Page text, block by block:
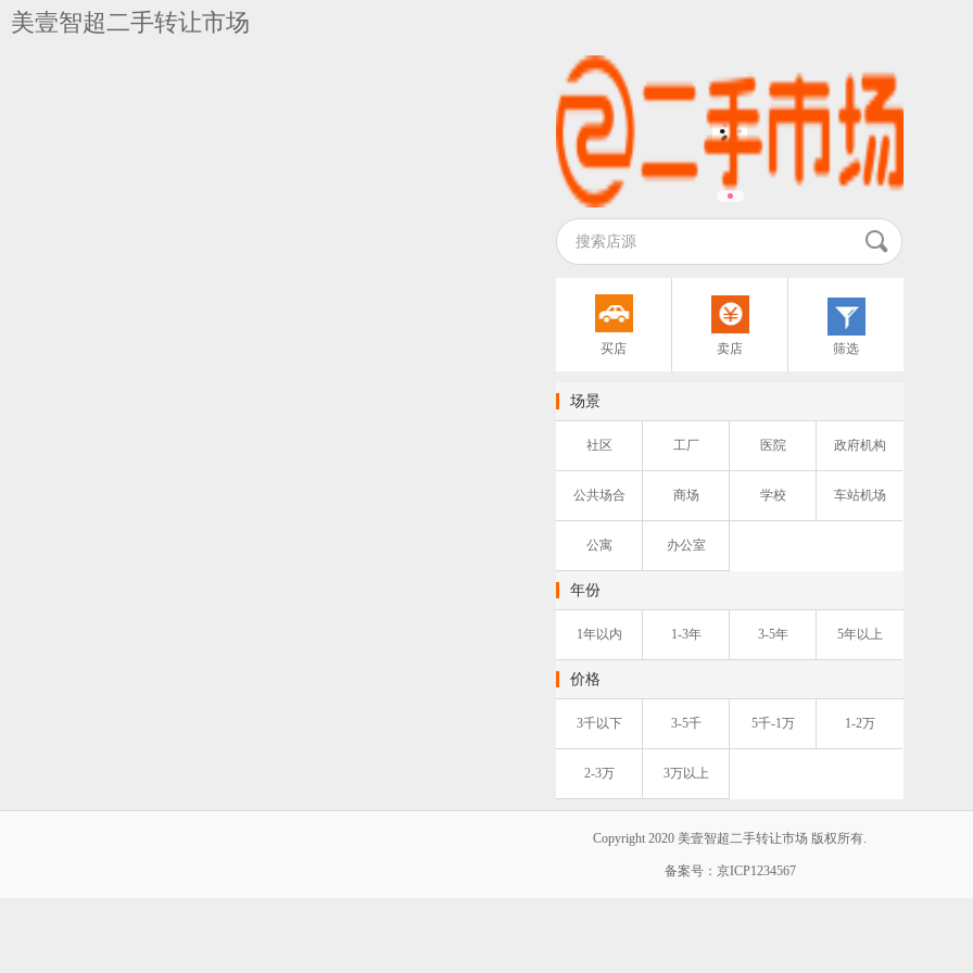
美壹智超二手转让市场
买店 卖店 筛选
场景
社区 工厂 医院 政府机构
公共场合 商场 学校 车站机场
公寓 办公室
年份
1年以内 1-3年 3-5年 5年以上
价格
3千以下 3-5千 5千-1万 1-2万
2-3万 3万以上
Copyright 2020 美壹智超二手转让市场 版权所有.
备案号：京ICP1234567